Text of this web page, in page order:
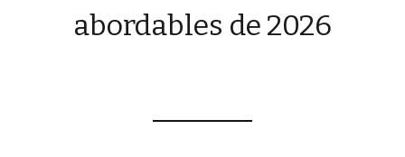
abordables de 2026